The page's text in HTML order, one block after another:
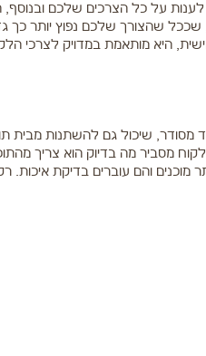
לענות על כל הצרכים שלכם
שככל שהצורך שלכם נפוץ יותר כך
היא מותאמת במדויק לצרכי
מסודר, שיכול גם להשתנות
מסביר מה בדיוק הוא צריך
והם עוברים בדיקת איכות.